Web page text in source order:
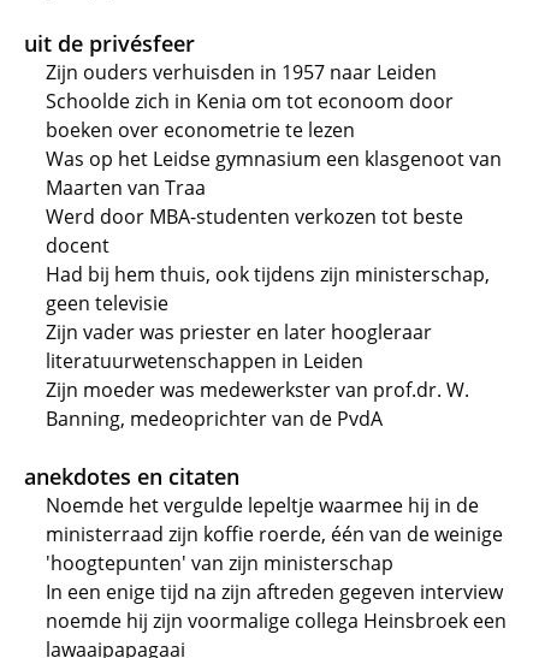
uit de privésfeer
Zijn ouders verhuisden in 1957 naar Leiden
Schoolde zich in Kenia om tot econoom door
boeken over econometrie te lezen
Was op het Leidse gymnasium een klasgenoot van
Maarten van Traa
Werd door MBA-studenten verkozen tot beste
docent
Had bij hem thuis, ook tijdens zijn ministerschap,
geen televisie
Zijn vader was priester en later hoogleraar
literatuurwetenschappen in Leiden
Zijn moeder was medewerkster van prof.dr. W.
Banning, medeoprichter van de PvdA
anekdotes en citaten
Noemde het vergulde lepeltje waarmee hij in de
ministerraad zijn koffie roerde, één van de weinige
'hoogtepunten' van zijn ministerschap
In een enige tijd na zijn aftreden gegeven interview
noemde hij zijn voormalige collega Heinsbroek een
lawaaipapagaai